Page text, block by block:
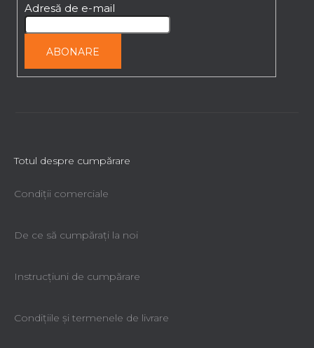
Adresă de e-mail
ABONARE
Totul despre cumpărare
Condiții comerciale
De ce să cumpăraţi la noi
Instrucțiuni de cumpărare
Condiţiile şi termenele de livrare